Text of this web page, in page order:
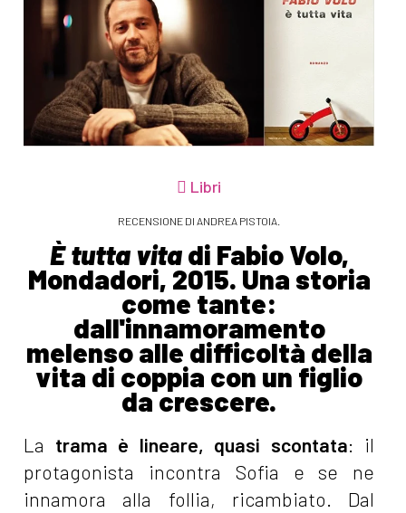
Libri
RECENSIONE DI ANDREA PISTOIA.
È tutta vitadi Fabio Volo,
Mondadori, 2015. Una storia
come tante:
dall'innamoramento
melenso alle difficoltà della
vita di coppia con un figlio
da crescere.
La trama è lineare, quasi scontata: il
protagonista incontra Sofia e se ne
innamora alla follia, ricambiato. Dal